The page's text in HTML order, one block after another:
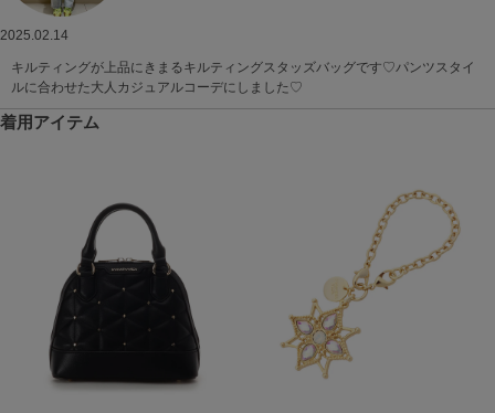
2025.02.14
キルティングが上品にきまるキルティングスタッズバッグです♡パンツスタイ
ルに合わせた大人カジュアルコーデにしました♡
着用アイテム